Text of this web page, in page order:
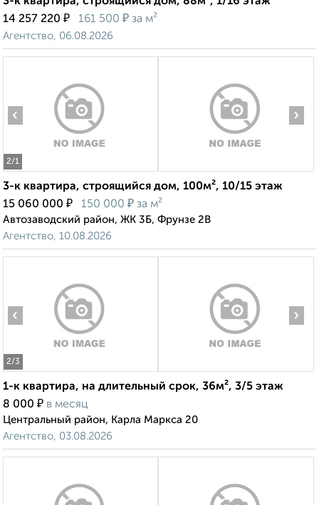
14 257 220 ₽ 161 500 ₽ за м²
Агентство, 06.08.2026
2/1
‹ ›
3-к квартира, строящийся дом, 100м², 10/15 этаж
15 060 000 ₽ 150 000 ₽ за м²
Автозаводский район, ЖК 3Б, Фрунзе 2В
Агентство, 10.08.2026
2/3
‹ ›
1-к квартира, на длительный срок, 36м², 3/5 этаж
8 000 ₽ в месяц
Центральный район, Карла Маркса 20
Агентство, 03.08.2026